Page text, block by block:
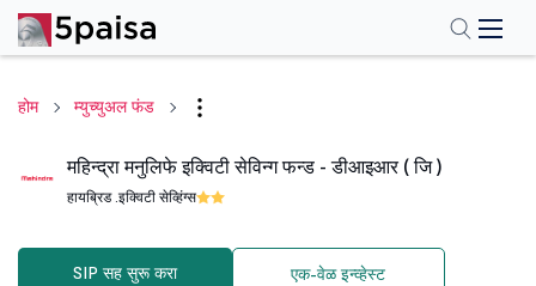
होम म्युच्युअल फंड
महिन्द्रा मनुलिफे इक्विटी सेविन्ग फन्ड - डीआइआर ( जि )
हायब्रिड .इक्विटी सेव्हिंग्स
SIP सह सुरू करा एक-वेळ इन्व्हेस्ट